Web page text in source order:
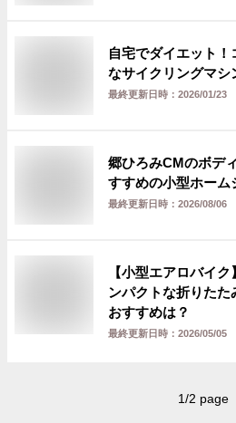
自宅でダイエット
なサイクリングマシ
最終更新日時： 2026/01/23
郷ひろみCMのボデ
すすめの小型ホーム
最終更新日時： 2026/08/06
【小型エアロバイ
ンパクトな折りたた
おすすめは？
最終更新日時： 2026/05/05
1/2 page